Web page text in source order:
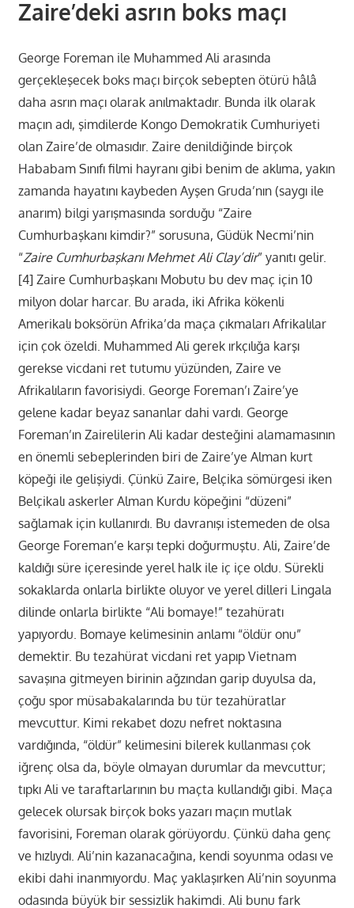
Zaire’deki asrın boks maçı
George Foreman ile Muhammed Ali arasında
gerçekleşecek boks maçı birçok sebepten ötürü hâlâ
daha asrın maçı olarak anılmaktadır. Bunda ilk olarak
maçın adı, şimdilerde Kongo Demokratik Cumhuriyeti
olan Zaire’de olmasıdır. Zaire denildiğinde birçok
Hababam Sınıfı filmi hayranı gibi benim de aklıma, yakın
zamanda hayatını kaybeden Ayşen Gruda’nın (saygı ile
anarım) bilgi yarışmasında sorduğu “Zaire
Cumhurbaşkanı kimdir?” sorusuna, Güdük Necmi’nin
“Zaire Cumhurbaşkanı Mehmet Ali Clay’dir” yanıtı gelir.
[4] Zaire Cumhurbaşkanı Mobutu bu dev maç için 10
milyon dolar harcar. Bu arada, iki Afrika kökenli
Amerikalı boksörün Afrika’da maça çıkmaları Afrikalılar
için çok özeldi. Muhammed Ali gerek ırkçılığa karşı
gerekse vicdani ret tutumu yüzünden, Zaire ve
Afrikalıların favorisiydi. George Foreman’ı Zaire’ye
gelene kadar beyaz sananlar dahi vardı. George
Foreman’ın Zairelilerin Ali kadar desteğini alamamasının
en önemli sebeplerinden biri de Zaire’ye Alman kurt
köpeği ile gelişiydi. Çünkü Zaire, Belçika sömürgesi iken
Belçikalı askerler Alman Kurdu köpeğini “düzeni”
sağlamak için kullanırdı. Bu davranışı istemeden de olsa
George Foreman’e karşı tepki doğurmuştu. Ali, Zaire’de
kaldığı süre içeresinde yerel halk ile iç içe oldu. Sürekli
sokaklarda onlarla birlikte oluyor ve yerel dilleri Lingala
dilinde onlarla birlikte “Ali bomaye!” tezahüratı
yapıyordu. Bomaye kelimesinin anlamı “öldür onu”
demektir. Bu tezahürat vicdani ret yapıp Vietnam
savaşına gitmeyen birinin ağzından garip duyulsa da,
çoğu spor müsabakalarında bu tür tezahüratlar
mevcuttur. Kimi rekabet dozu nefret noktasına
vardığında, “öldür” kelimesini bilerek kullanması çok
iğrenç olsa da, böyle olmayan durumlar da mevcuttur;
tıpkı Ali ve taraftarlarının bu maçta kullandığı gibi. Maça
gelecek olursak birçok boks yazarı maçın mutlak
favorisini, Foreman olarak görüyordu. Çünkü daha genç
ve hızlıydı. Ali’nin kazanacağına, kendi soyunma odası ve
ekibi dahi inanmıyordu. Maç yaklaşırken Ali’nin soyunma
odasında büyük bir sessizlik hakimdi. Ali bunu fark